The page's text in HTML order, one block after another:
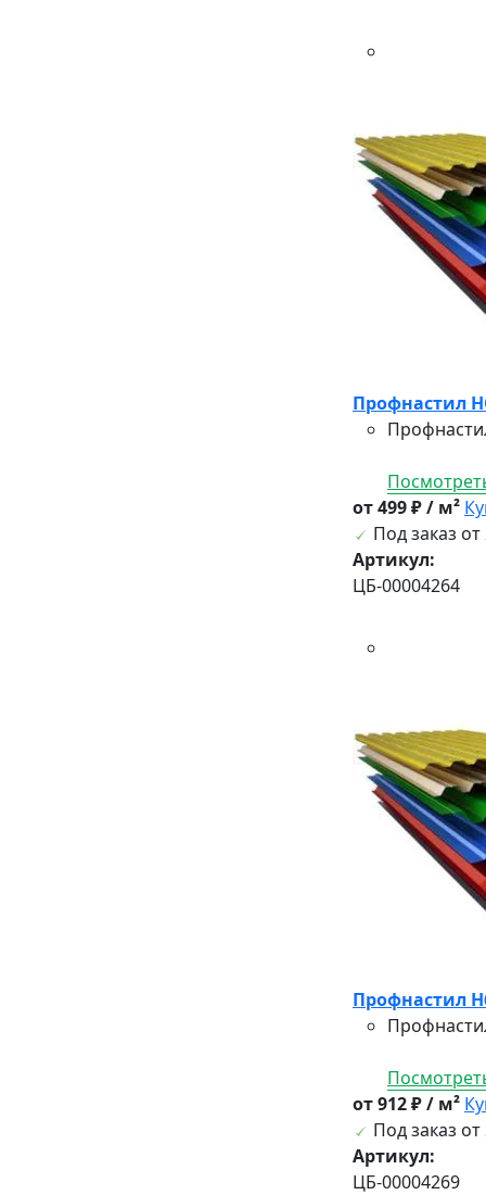
Профнастил
от 499 ₽ / м²
Под заказ от
Артикул:
ЦБ-00004264
Профнастил
от 912 ₽ / м²
Под заказ от
Артикул:
ЦБ-00004269